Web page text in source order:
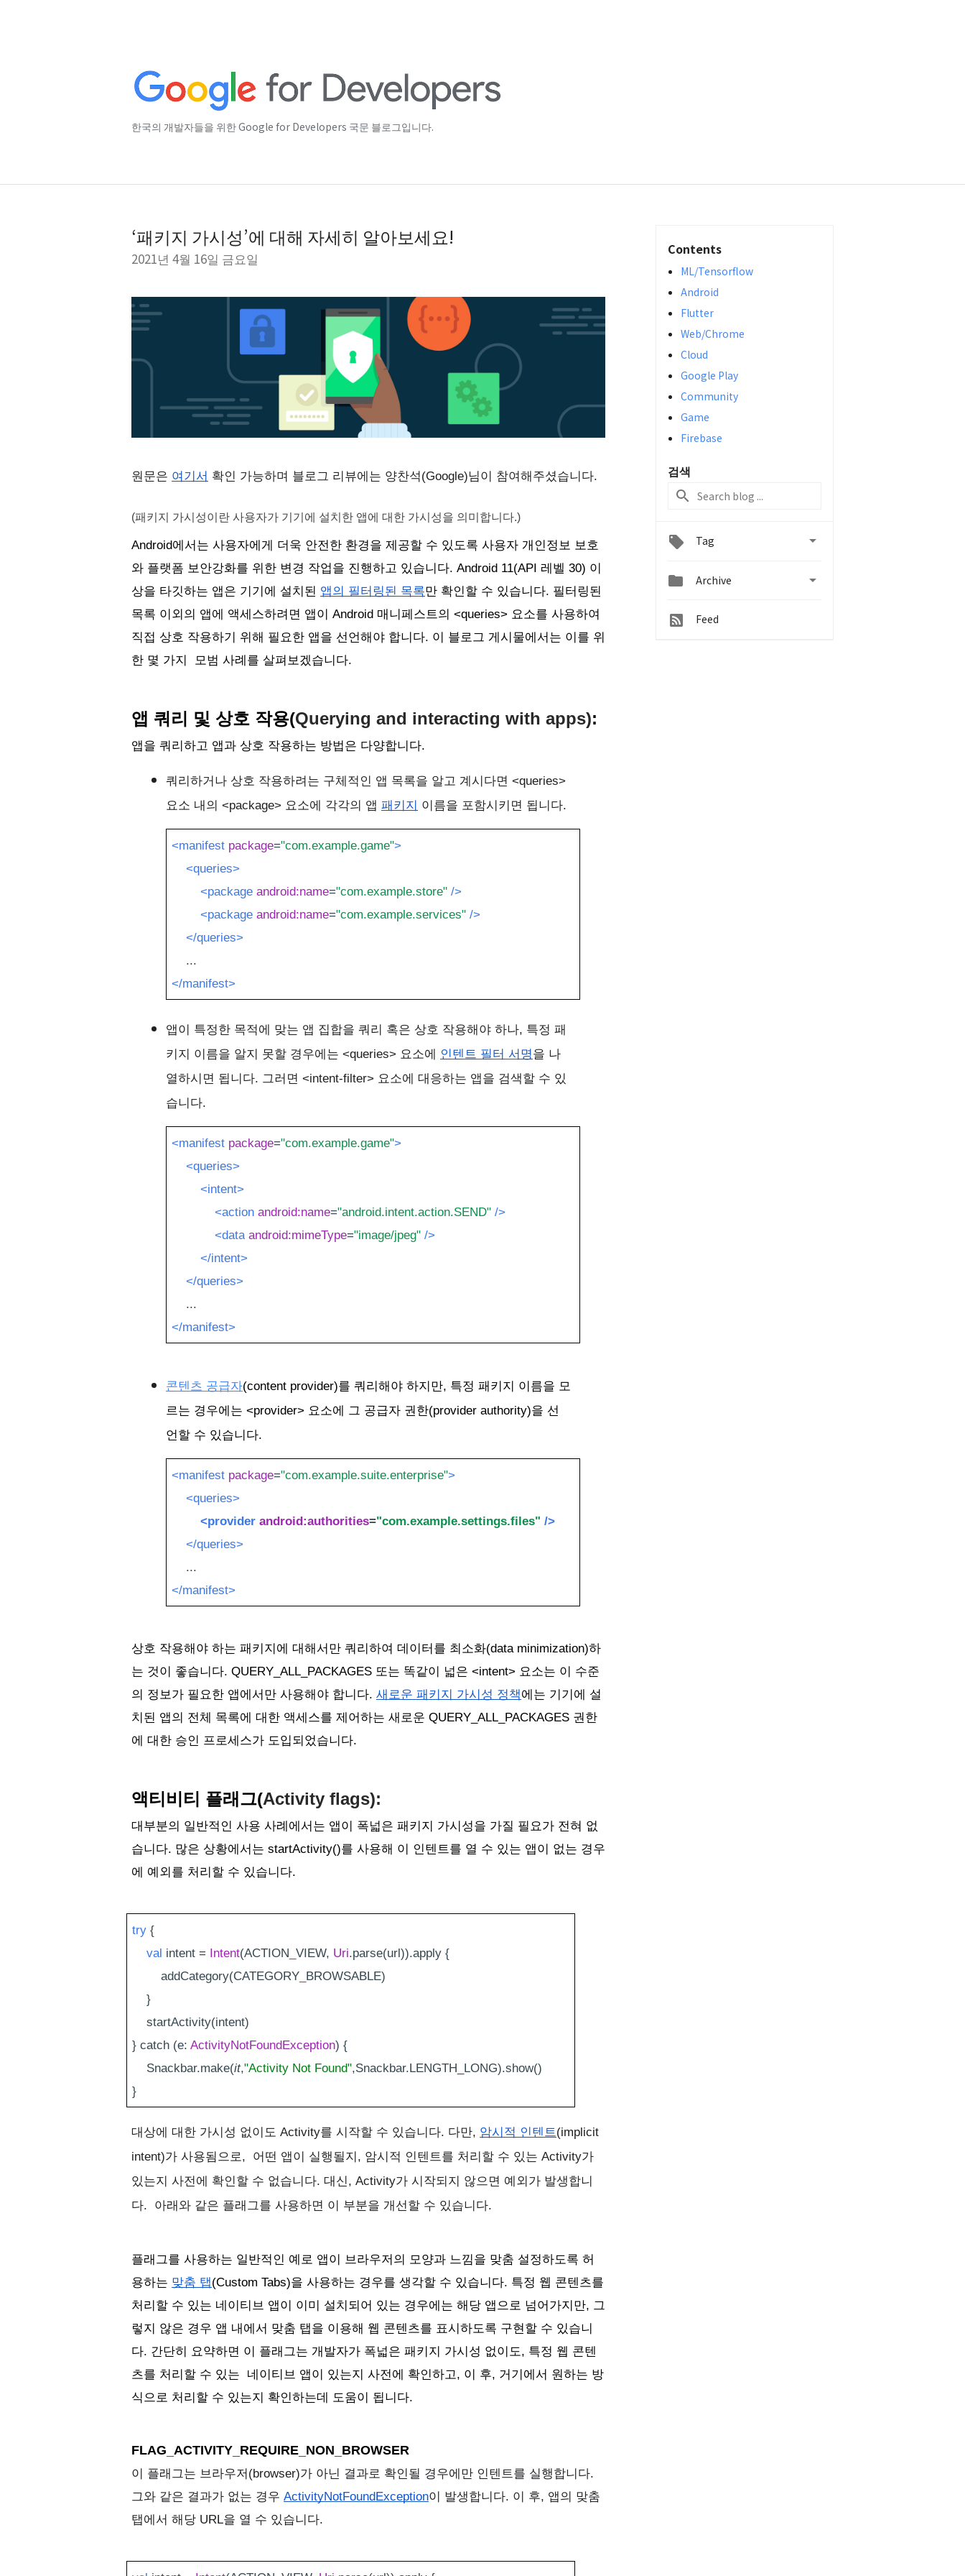
한국의 개발자들을 위한 Google for Developers 국문 블로그입니다.
‘패키지 가시성’에 대해 자세히 알아보세요!
2021년 4월 16일 금요일
원문은 여기서 확인 가능하며 블로그 리뷰에는 양찬석(Google)님이 참여해주셨습니다.
(패키지 가시성이란 사용자가 기기에 설치한 앱에 대한 가시성을 의미합니다.)
Android에서는 사용자에게 더욱 안전한 환경을 제공할 수 있도록 사용자 개인정보 보호
와 플랫폼 보안강화를 위한 변경 작업을 진행하고 있습니다. Android 11(API 레벨 30) 이
상을 타깃하는 앱은 기기에 설치된 앱의 필터링된 목록만 확인할 수 있습니다. 필터링된
목록 이외의 앱에 액세스하려면 앱이 Android 매니페스트의 <queries> 요소를 사용하여
직접 상호 작용하기 위해 필요한 앱을 선언해야 합니다. 이 블로그 게시물에서는 이를 위
한 몇 가지  모범 사례를 살펴보겠습니다.
앱 쿼리 및 상호 작용(Querying and interacting with apps):
앱을 쿼리하고 앱과 상호 작용하는 방법은 다양합니다.
쿼리하거나 상호 작용하려는 구체적인 앱 목록을 알고 계시다면 <queries>
요소 내의 <package> 요소에 각각의 앱 패키지 이름을 포함시키면 됩니다.
<manifest package="com.example.game">
<queries>
<package android:name="com.example.store" />
<package android:name="com.example.services" />
</queries>
...
</manifest>
앱이 특정한 목적에 맞는 앱 집합을 쿼리 혹은 상호 작용해야 하나, 특정 패
키지 이름을 알지 못할 경우에는 <queries> 요소에 인텐트 필터 서명을 나
열하시면 됩니다. 그러면 <intent-filter> 요소에 대응하는 앱을 검색할 수 있
습니다.
<manifest package="com.example.game">
<queries>
<intent>
<action android:name="android.intent.action.SEND" />
<data android:mimeType="image/jpeg" />
</intent>
</queries>
...
</manifest>
콘텐츠 공급자(content provider)를 쿼리해야 하지만, 특정 패키지 이름을 모
르는 경우에는 <provider> 요소에 그 공급자 권한(provider authority)을 선
언할 수 있습니다.
<manifest package="com.example.suite.enterprise">
<queries>
<provider android:authorities="com.example.settings.files" />
</queries>
...
</manifest>
상호 작용해야 하는 패키지에 대해서만 쿼리하여 데이터를 최소화(data minimization)하
는 것이 좋습니다. QUERY_ALL_PACKAGES 또는 똑같이 넓은 <intent> 요소는 이 수준
의 정보가 필요한 앱에서만 사용해야 합니다. 새로운 패키지 가시성 정책에는 기기에 설
치된 앱의 전체 목록에 대한 액세스를 제어하는 새로운 QUERY_ALL_PACKAGES 권한
에 대한 승인 프로세스가 도입되었습니다.
액티비티 플래그(Activity flags):
대부분의 일반적인 사용 사례에서는 앱이 폭넓은 패키지 가시성을 가질 필요가 전혀 없
습니다. 많은 상황에서는 startActivity()를 사용해 이 인텐트를 열 수 있는 앱이 없는 경우
에 예외를 처리할 수 있습니다.
try {
val intent = Intent(ACTION VIEW, Uri.parse(url)).apply {
addCategory(CATEGORY BROWSABLE)
}
startActivity(intent)
} catch (e: ActivityNotFoundException) {
Snackbar.make(it,"Activity Not Found",Snackbar.LENGTH_LONG).show()
}
대상에 대한 가시성 없이도 Activity를 시작할 수 있습니다. 다만, 암시적 인텐트 (implicit
intent)가 사용됨으로,  어떤 앱이 실행될지, 암시적 인텐트를 처리할 수 있는 Activity가
있는지 사전에 확인할 수 없습니다. 대신, Activity가 시작되지 않으면 예외가 발생합니
다.  아래와 같은 플래그를 사용하면 이 부분을 개선할 수 있습니다.
플래그를 사용하는 일반적인 예로 앱이 브라우저의 모양과 느낌을 맞춤 설정하도록 허
용하는 맞춤 탭(Custom Tabs)을 사용하는 경우를 생각할 수 있습니다. 특정 웹 콘텐츠를
처리할 수 있는 네이티브 앱이 이미 설치되어 있는 경우에는 해당 앱으로 넘어가지만, 그
렇지 않은 경우 앱 내에서 맞춤 탭을 이용해 웹 콘텐츠를 표시하도록 구현할 수 있습니
다. 간단히 요약하면 이 플래그는 개발자가 폭넓은 패키지 가시성 없이도, 특정 웹 콘텐
츠를 처리할 수 있는  네이티브 앱이 있는지 사전에 확인하고, 이 후, 거기에서 원하는 방
식으로 처리할 수 있는지 확인하는데 도움이 됩니다.
FLAG_ACTIVITY_REQUIRE_NON_BROWSER
이 플래그는 브라우저(browser)가 아닌 결과로 확인될 경우에만 인텐트를 실행합니다.
그와 같은 결과가 없는 경우 ActivityNotFoundException이 발생합니다. 이 후, 앱의 맞춤
탭에서 해당 URL을 열 수 있습니다.
Contents
ML/Tensorflow
Android
Flutter
Web/Chrome
Cloud
Google Play
Community
Game
Firebase
검색
Tag 
 Archive 
Feed